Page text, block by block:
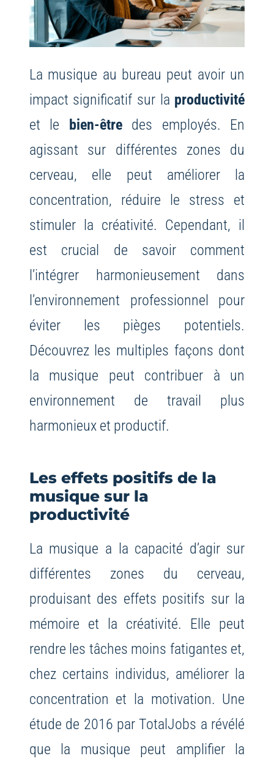
La musique au bureau peut avoir un
impact significatif sur la productivité
et le bien-êtredes employés. En
agissant sur différentes zones du
cerveau, elle peut améliorer la
concentration, réduire le stress et
stimuler la créativité. Cependant, il
est crucial de savoir comment
l’intégrer harmonieusement dans
l’environnement professionnel pour
éviter les pièges potentiels.
Découvrez les multiples façons dont
la musique peut contribuer à un
environnement de travail plus
harmonieux et productif.
Les effets positifs de la
musique sur la
productivité
La musique a la capacité d’agir sur
différentes zones du cerveau,
produisant des effets positifs sur la
mémoire et la créativité. Elle peut
rendre les tâches moins fatigantes et,
chez certains individus, améliorer la
concentration et la motivation. Une
étude de 2016 par TotalJobs a révélé
que la musique peut amplifier la